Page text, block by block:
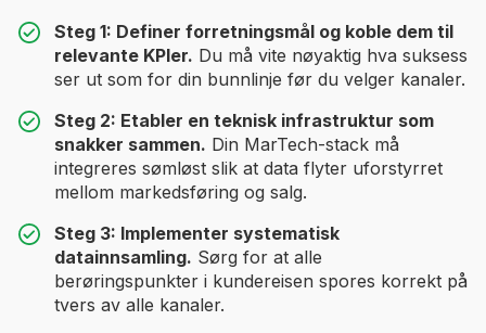
Steg 1: Definer forretningsmål og koble dem til
relevante KPIer. Du må vite nøyaktig hva suksess
ser ut som for din bunnlinje før du velger kanaler.
Steg 2: Etabler en teknisk infrastruktur som
snakker sammen. Din MarTech-stack må
integreres sømløst slik at data flyter uforstyrret
mellom markedsføring og salg.
Steg 3: Implementer systematisk
datainnsamling. Sørg for at alle
berøringspunkter i kundereisen spores korrekt på
tvers av alle kanaler.